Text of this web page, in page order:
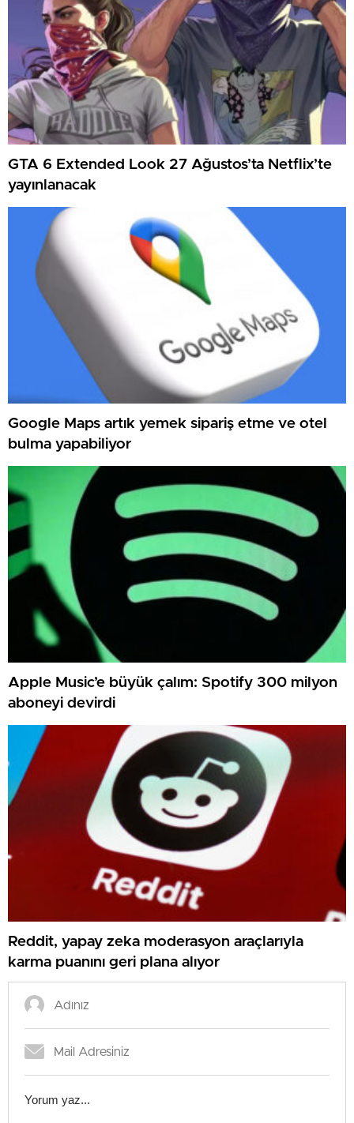
GTA 6 Extended Look 27 Ağustos’ta Netflix’te
yayınlanacak
Google Maps artık yemek sipariş etme ve otel
bulma yapabiliyor
Apple Music’e büyük çalım: Spotify 300 milyon
aboneyi devirdi
Reddit, yapay zeka moderasyon araçlarıyla
karma puanını geri plana alıyor